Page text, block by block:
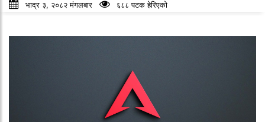
भाद्र ३, २०८२ मंगलबार ६८८ पटक हेरिएको